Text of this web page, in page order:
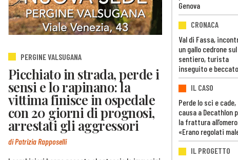
PERGINE VALSUGANA
Picchiato in strada, perde i
sensi e lo rapinano: la
vittima finisce in ospedale
con 20 giorni di prognosi,
arrestati gli aggressori
di Patrizia Rapposelli
Genova
CRONACA
Val di Fassa,
un gallo cedrone sul
sentiero, turista
inseguito e beccato
IL CASO
Perde lo sci e
causa a Decathlon
la frattura all’omero.
«Erano regolati
IL PROGETTO